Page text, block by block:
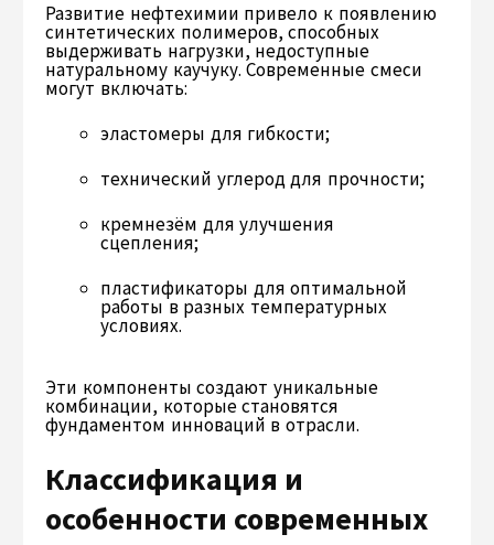
Развитие нефтехимии привело к появлению
синтетических полимеров, способных
выдерживать нагрузки, недоступные
натуральному каучуку. Современные смеси
могут включать:
эластомеры для гибкости;
технический углерод для прочности;
кремнезём для улучшения
сцепления;
пластификаторы для оптимальной
работы в разных температурных
условиях.
Эти компоненты создают уникальные
комбинации, которые становятся
фундаментом инноваций в отрасли.
Классификация и
особенности современных